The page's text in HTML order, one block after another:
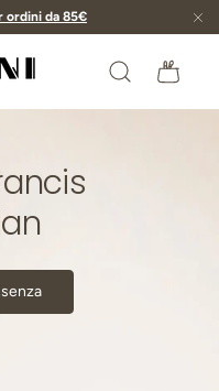
ordini da 85€
Cerca